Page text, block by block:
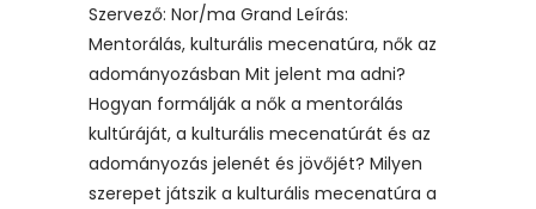
Szervező: Nor/ma Grand Leírás:
Mentorálás, kulturális mecenatúra, nők az
adományozásban Mit jelent ma adni?
Hogyan formálják a nők a mentorálás
kultúráját, a kulturális mecenatúrát és az
adományozás jelenét és jövőjét? Milyen
szerepet játszik a kulturális mecenatúra a